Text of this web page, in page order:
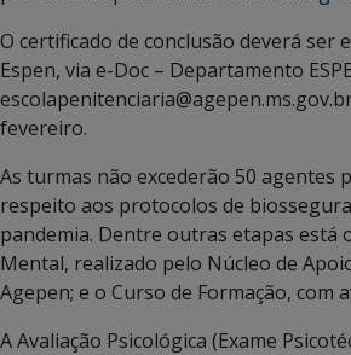
O certificado de conclusão deverá ser
Espen, via e-Doc – Departamento
fevereiro.
As turmas não excederão 50 agentes
respeito aos protocolos de
pandemia. Dentre outras etapas está
Mental, realizado pelo Núcleo de
Agepen; e o Curso de Formação, com
A Avaliação Psicológica (Exame